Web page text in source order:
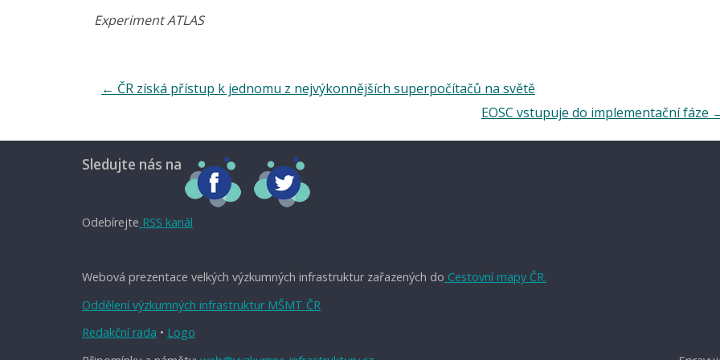
Experiment ATLAS
← ČR získá přístup k jednomu z nejvýkonnějších superpočítačů na světě
EOSC vstupuje do implementační fáze
Sledujte nás na
Odebírejte RSS kanál
Webová prezentace velkých výzkumných infrastruktur zařazených do Cestovní mapy ČR.
Oddělení výzkumných infrastruktur MŠMT ČR
Redakční rada • Logo